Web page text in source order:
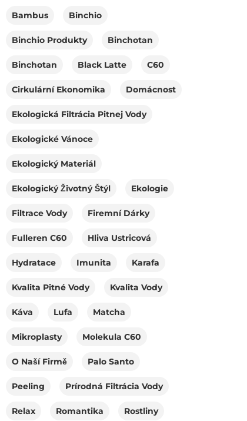
Bambus Binchio
Binchio Produkty Binchotan
Binchotan Black Latte C60
Cirkulární Ekonomika Domácnost
Ekologická Filtrácia Pitnej Vody
Ekologické Vánoce
Ekologický Materiál
Ekologický Životný Štýl Ekologie
Filtrace Vody Firemní Dárky
Fulleren C60 Hliva Ustricová
Hydratace Imunita Karafa
Kvalita Pitné Vody Kvalita Vody
Káva Lufa Matcha
Mikroplasty Molekula C60
O Naší Firmě Palo Santo
Peeling Prírodná Filtrácia Vody
Relax Romantika Rostliny